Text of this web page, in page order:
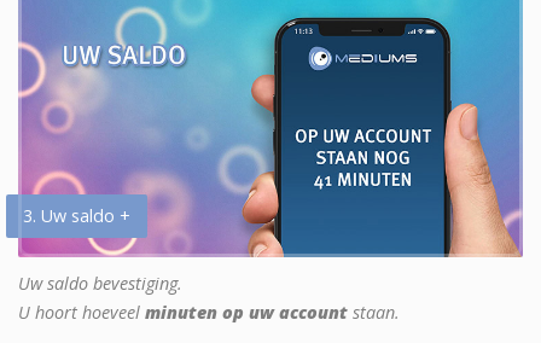
3. Uw saldo +
Uw saldo bevestiging.
U hoort hoeveel minuten op uw account staan.